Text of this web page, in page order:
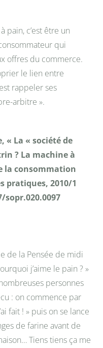
pain, c’est être un
qui
offres du commerce.
le lien entre
rappeler ses
arbitre ».
« La « société de
? La machine à
la consommation
pratiques, 2010/1
sopr.020.0097
de la Pensée de midi
j’aime le pain ? »
personnes
: on commence par
fait ! » puis on se lance
de farine avant de
Tiens tiens ça me